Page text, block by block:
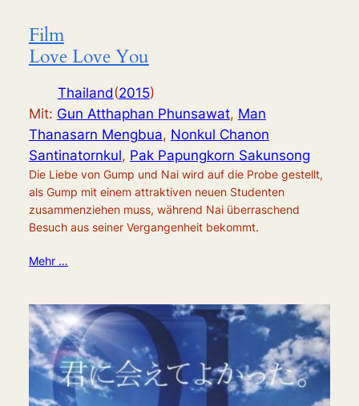
Film
Love Love You
Thailand(2015)
Mit: Gun Atthaphan Phunsawat, Man
Thanasarn Mengbua, Nonkul Chanon
Santinatornkul, Pak Papungkorn Sakunsong
Die Liebe von Gump und Nai wird auf die Probe gestellt,
als Gump mit einem attraktiven neuen Studenten
zusammenziehen muss, während Nai überraschend
Besuch aus seiner Vergangenheit bekommt.
Mehr …